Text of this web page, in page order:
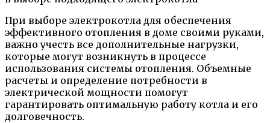
При выборе электрокотла для обеспечения
эффективного отопления в доме своими руками,
важно учесть все дополнительные нагрузки,
которые могут возникнуть в процессе
использования системы отопления. Объемные
расчеты и определение потребности в
электрической мощности помогут
гарантировать оптимальную работу котла и его
долговечность.